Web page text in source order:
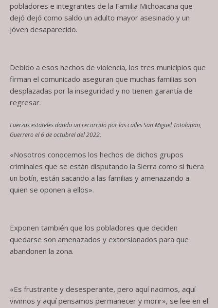
pobladores e integrantes de la Familia Michoacana que
dejó dejó como saldo un adulto mayor asesinado y un
jóven desaparecido.
Debido a esos hechos de violencia, los tres municipios que
firman el comunicado aseguran que muchas familias son
desplazadas por la inseguridad y no tienen garantía de
regresar.
Fuerzas estateles dando un recorrido por las calles San Miguel Totolapan,
Guerrero el 6 de octubrel del 2022.
«Nosotros conocemos los hechos de dichos grupos
criminales que se están disputando la Sierra como si fuera
un botín, están sacando a las familias y amenazando a
quien se oponen a ellos».
Exponen también que los pobladores que deciden
quedarse son amenazados y extorsionados para que
abandonen la zona.
«Es frustrante y desesperante, pero aquí nacimos, aquí
vivimos y aquí pensamos permanecer y morir», se lee en el